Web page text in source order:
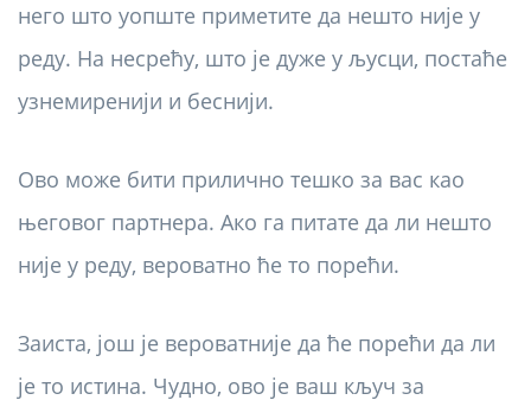
него што уопште приметите да нешто није у
реду. На несрећу, што је дуже у љусци, постаће
узнемиренији и беснији.
Ово може бити прилично тешко за вас као
његовог партнера. Ако га питате да ли нешто
није у реду, вероватно ће то порећи.
Заиста, још је вероватније да ће порећи да ли
је то истина. Чудно, ово је ваш кључ за